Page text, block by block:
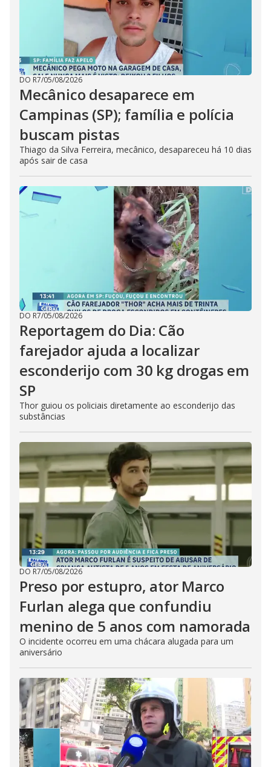
DO R7/05/08/2026
Mecânico desaparece em
Campinas (SP); família e polícia
buscam pistas
Thiago da Silva Ferreira, mecânico, desapareceu há 10 dias
após sair de casa
DO R7/05/08/2026
Reportagem do Dia: Cão
farejador ajuda a localizar
esconderijo com 30 kg drogas em
SP
Thor guiou os policiais diretamente ao esconderijo das
substâncias
DO R7/05/08/2026
Preso por estupro, ator Marco
Furlan alega que confundiu
menino de 5 anos com namorada
O incidente ocorreu em uma chácara alugada para um
aniversário